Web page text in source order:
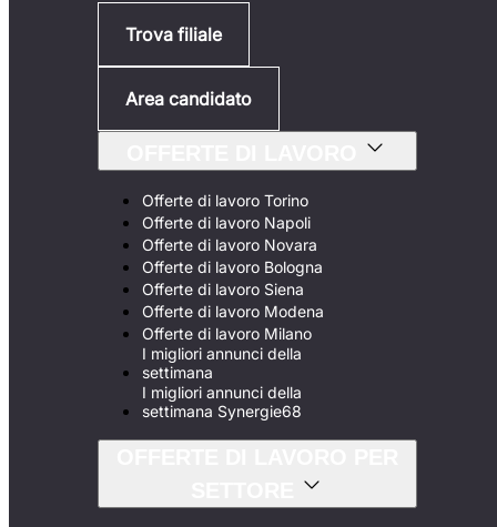
Trova filiale
Area candidato
Offerte di lavoro Torino
Offerte di lavoro Napoli
Offerte di lavoro Novara
Offerte di lavoro Bologna
Offerte di lavoro Siena
Offerte di lavoro Modena
Offerte di lavoro Milano
I migliori annunci della
settimana
I migliori annunci della
settimana Synergie68